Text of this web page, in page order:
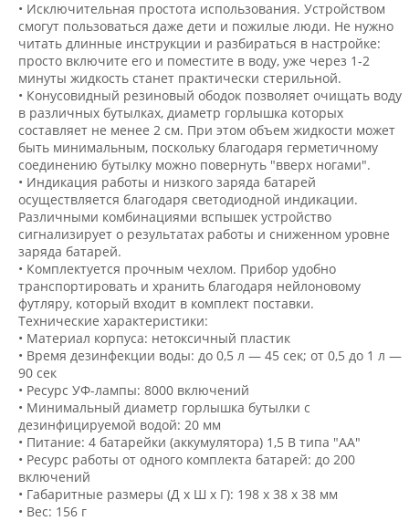
• Исключительная простота использования. Устройством
смогут пользоваться даже дети и пожилые люди. Не нужно
читать длинные инструкции и разбираться в настройке:
просто включите его и поместите в воду, уже через 1-2
минуты жидкость станет практически стерильной.
• Конусовидный резиновый ободок позволяет очищать воду
в различных бутылках, диаметр горлышка которых
составляет не менее 2 см. При этом объем жидкости может
быть минимальным, поскольку благодаря герметичному
соединению бутылку можно повернуть "вверх ногами".
• Индикация работы и низкого заряда батарей
осуществляется благодаря светодиодной индикации.
Различными комбинациями вспышек устройство
сигнализирует о результатах работы и сниженном уровне
заряда батарей.
• Комплектуется прочным чехлом. Прибор удобно
транспортировать и хранить благодаря нейлоновому
футляру, который входит в комплект поставки.
Технические характеристики:
• Материал корпуса: нетоксичный пластик
• Время дезинфекции воды: до 0,5 л — 45 сек; от 0,5 до 1 л —
90 сек
• Ресурс УФ-лампы: 8000 включений
• Минимальный диаметр горлышка бутылки с
дезинфицируемой водой: 20 мм
• Питание: 4 батарейки (аккумулятора) 1,5 В типа "АА"
• Ресурс работы от одного комплекта батарей: до 200
включений
• Габаритные размеры (Д х Ш х Г): 198 х 38 х 38 мм
• Вес: 156 г